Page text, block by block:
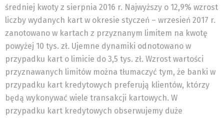
średniej kwoty z sierpnia 2016 r. Najwyższy o 12,9% wzrost
liczby wydanych kart w okresie styczeń – wrzesień 2017 r.
zanotowano w kartach z przyznanym limitem na kwotę
powyżej 10 tys. zł. Ujemne dynamiki odnotowano w
przypadku kart o limicie do 3,5 tys. zł. Wzrost wartości
przyznawanych limitów można tłumaczyć tym, że banki w
przypadku kart kredytowych preferują klientów, którzy
będą wykonywać wiele transakcji kartowych. W
przypadku kart kredytowych obserwujemy duże